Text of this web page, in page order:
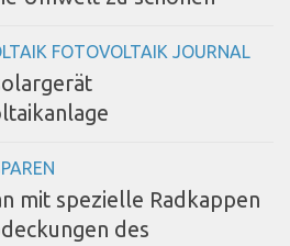
FOTOVOLTAIK JOURNAL
mit spezielle Radkappen
des